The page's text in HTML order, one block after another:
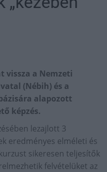
vissza a Nemzeti
(Nébih) és a
alapozott
képzés.
lezajlott 3
eredményes elméleti és
sikeresen teljesítők
felvételüket az